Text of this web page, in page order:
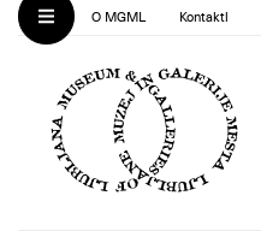
O MGML Kontakti